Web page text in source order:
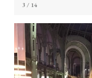
3 / 14